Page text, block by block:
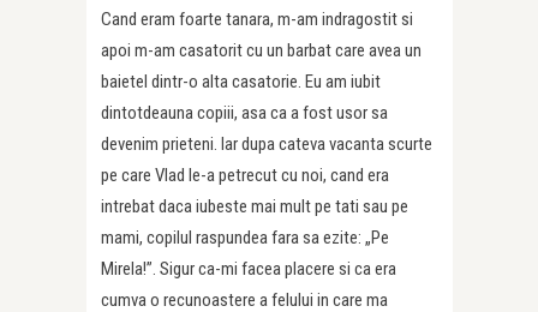
Cand eram foarte tanara, m-am indragostit si
apoi m-am casatorit cu un barbat care avea un
baietel dintr-o alta casatorie. Eu am iubit
dintotdeauna copiii, asa ca a fost usor sa
devenim prieteni. Iar dupa cateva vacanta scurte
pe care Vlad le-a petrecut cu noi, cand era
intrebat daca iubeste mai mult pe tati sau pe
mami, copilul raspundea fara sa ezite: „Pe
Mirela!”. Sigur ca-mi facea placere si ca era
cumva o recunoastere a felului in care ma